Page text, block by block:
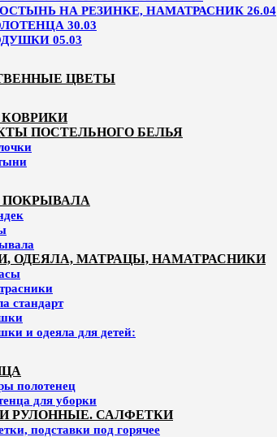
НА РЕЗИНКЕ, НАМАТРАСНИК 26.04
30.03
05.03
ЦВЕТЫ
ПОСТЕЛЬНОГО БЕЛЬЯ
ОДЕЯЛА, МАТРАЦЫ, НАМАТРАСНИКИ
стандарт
и одеяла для детей:
полотенец
для уборки
РУЛОННЫЕ. САЛФЕТКИ
подставки под горячее